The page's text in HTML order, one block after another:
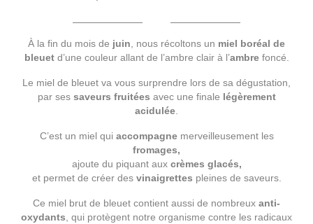
À la fin du mois de juin, nous récoltons un miel boréal de
bleuetd’une couleur allant de l’ambre clair à l’ambrefoncé.
Le miel de bleuet va vous surprendre lors de sa dégustation,
par ses saveurs fruitées avec une finale légèrement
acidulée.
C’est un miel qui accompagnemerveilleusement les
fromages,
ajoute du piquant aux crèmes glacés,
et permet de créer des vinaigrettes pleines de saveurs.
Ce miel brut de bleuet contient aussi de nombreux anti-
oxydants, qui protègent notre organisme contre les radicaux